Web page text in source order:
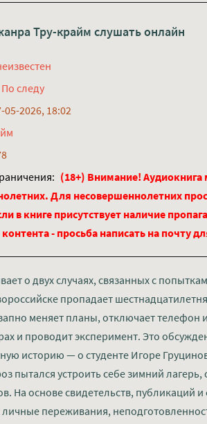
Тру-крайм слушать онлайн
По следу
05-2026, 18:02
(18+) Внимание!
Для несовершеннолетних
в книге присутствует наличие
- просьба написать на почту
о двух случаях, связанных с
пропадает
меняет планы, отключает телефон
и проводит эксперимент. Это
историю — о студенте Игоре
пытался устроить себе зимний
На основе свидетельств, публикаций
личные переживания,